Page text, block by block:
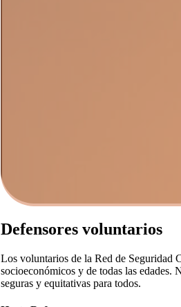
Defensores voluntarios
Los voluntarios de la Red de Seguridad
socioeconómicos y de todas las edades.
seguras y equitativas para todos.